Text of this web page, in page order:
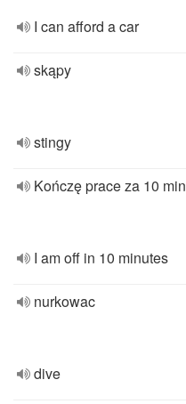
I can afford a car
skąpy
stingy
Kończę prace za 10 min
I am off in 10 minutes
nurkowac
dive